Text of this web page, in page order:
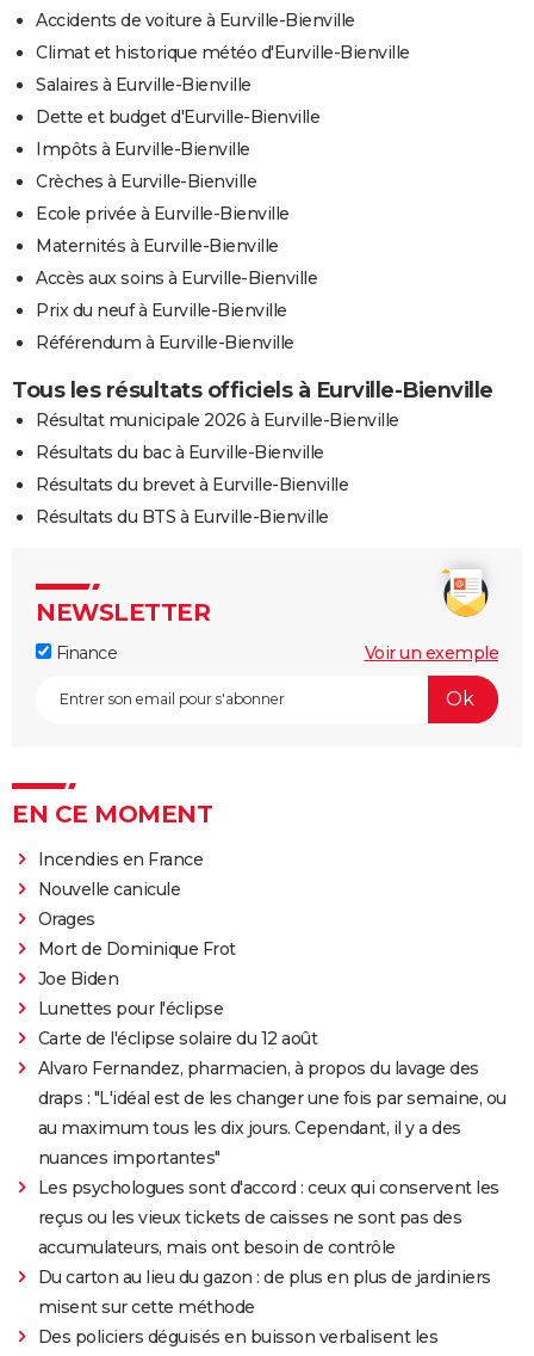
Accidents de voiture à Eurville-Bienville
Climat et historique météo d'Eurville-Bienville
Salaires à Eurville-Bienville
Dette et budget d'Eurville-Bienville
Impôts à Eurville-Bienville
Crèches à Eurville-Bienville
Ecole privée à Eurville-Bienville
Maternités à Eurville-Bienville
Accès aux soins à Eurville-Bienville
Prix du neuf à Eurville-Bienville
Référendum à Eurville-Bienville
Tous les résultats officiels à Eurville-Bienville
Résultat municipale 2026 à Eurville-Bienville
Résultats du bac à Eurville-Bienville
Résultats du brevet à Eurville-Bienville
Résultats du BTS à Eurville-Bienville
NEWSLETTER
Finance Voir un exemple
EN CE MOMENT
Incendies en France
Nouvelle canicule
Orages
Mort de Dominique Frot
Joe Biden
Lunettes pour l'éclipse
Carte de l'éclipse solaire du 12 août
Alvaro Fernandez, pharmacien, à propos du lavage des
draps : "L'idéal est de les changer une fois par semaine, ou
au maximum tous les dix jours. Cependant, il y a des
nuances importantes"
Les psychologues sont d'accord : ceux qui conservent les
reçus ou les vieux tickets de caisses ne sont pas des
accumulateurs, mais ont besoin de contrôle
Du carton au lieu du gazon : de plus en plus de jardiniers
misent sur cette méthode
Des policiers déguisés en buisson verbalisent les